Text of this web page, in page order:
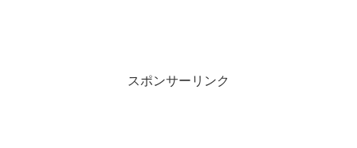
スポンサーリンク